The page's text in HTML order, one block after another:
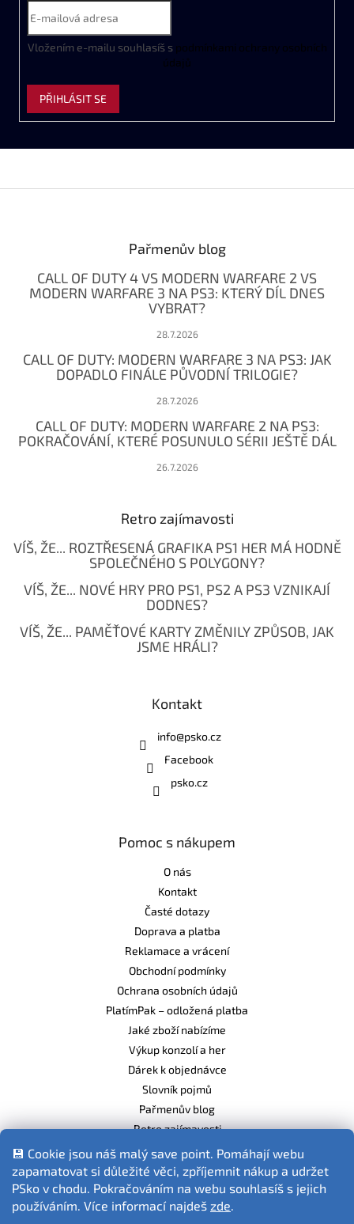
💾 Cookie jsou náš malý save point. Pomáhají webu
zapamatovat si důležité věci, zpříjemnit nákup a udržet
PSko v chodu. Pokračováním na webu souhlasíš s jejich
používáním. Více informací najdeš zde.
Vložením e-mailu souhlasíš s podmínkami ochrany osobních
údajů
PŘIHLÁSIT SE
Pařmenův blog
CALL OF DUTY 4 VS MODERN WARFARE 2 VS
MODERN WARFARE 3 NA PS3: KTERÝ DÍL DNES
VYBRAT?
28.7.2026
CALL OF DUTY: MODERN WARFARE 3 NA PS3: JAK
DOPADLO FINÁLE PŮVODNÍ TRILOGIE?
28.7.2026
CALL OF DUTY: MODERN WARFARE 2 NA PS3:
POKRAČOVÁNÍ, KTERÉ POSUNULO SÉRII JEŠTĚ DÁL
26.7.2026
Retro zajímavosti
VÍŠ, ŽE... ROZTŘESENÁ GRAFIKA PS1 HER MÁ HODNĚ
SPOLEČNÉHO S POLYGONY?
VÍŠ, ŽE... NOVÉ HRY PRO PS1, PS2 A PS3 VZNIKAJÍ
DODNES?
VÍŠ, ŽE... PAMĚŤOVÉ KARTY ZMĚNILY ZPŮSOB, JAK
JSME HRÁLI?
Kontakt
info@psko.cz
Facebook
psko.cz
Pomoc s nákupem
O nás
Kontakt
Časté dotazy
Doprava a platba
Reklamace a vrácení
Obchodní podmínky
Ochrana osobních údajů
PlatímPak – odložená platba
Jaké zboží nabízíme
Výkup konzolí a her
Dárek k objednávce
Slovník pojmů
Pařmenův blog
Retro zajímavosti
Balíme ekologicky
Fotografie produktů jsou ilustrativní.